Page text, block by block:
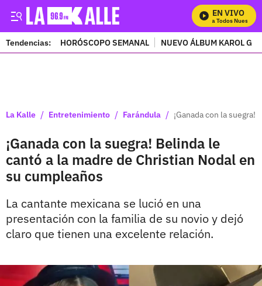
EN VIVO
Mira Todos Nuestros
Tendencias: HORÓSCOPO SEMANAL NUEVO ÁLBUM KAROL G
La Kalle / Entretenimiento / Farándula / ¡Ganada con la
¡Ganada con la suegra! Belinda le
cantó a la madre de Christian Nodal en
su cumpleaños
La cantante mexicana se lució en una
presentación con la familia de su novio y dejó
claro que tienen una excelente relación.